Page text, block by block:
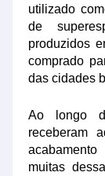
utilizado
de
produzidos
comprado
das cidades
Ao longo
receberam
muitas